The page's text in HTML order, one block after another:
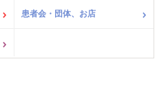
患者会・団体、お店